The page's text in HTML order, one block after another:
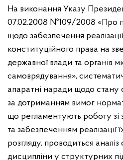
На виконання Указу
07.02.2008 №109/2008 «Про
щодо забезпечення
конституційного права на
державної влади та органів
самоврядування»,
апаратні наради щодо стану
за дотриманням вимог
що регламентують роботу
та забезпеченням реалізації
розгляду, проводиться
дисципліни у структурних